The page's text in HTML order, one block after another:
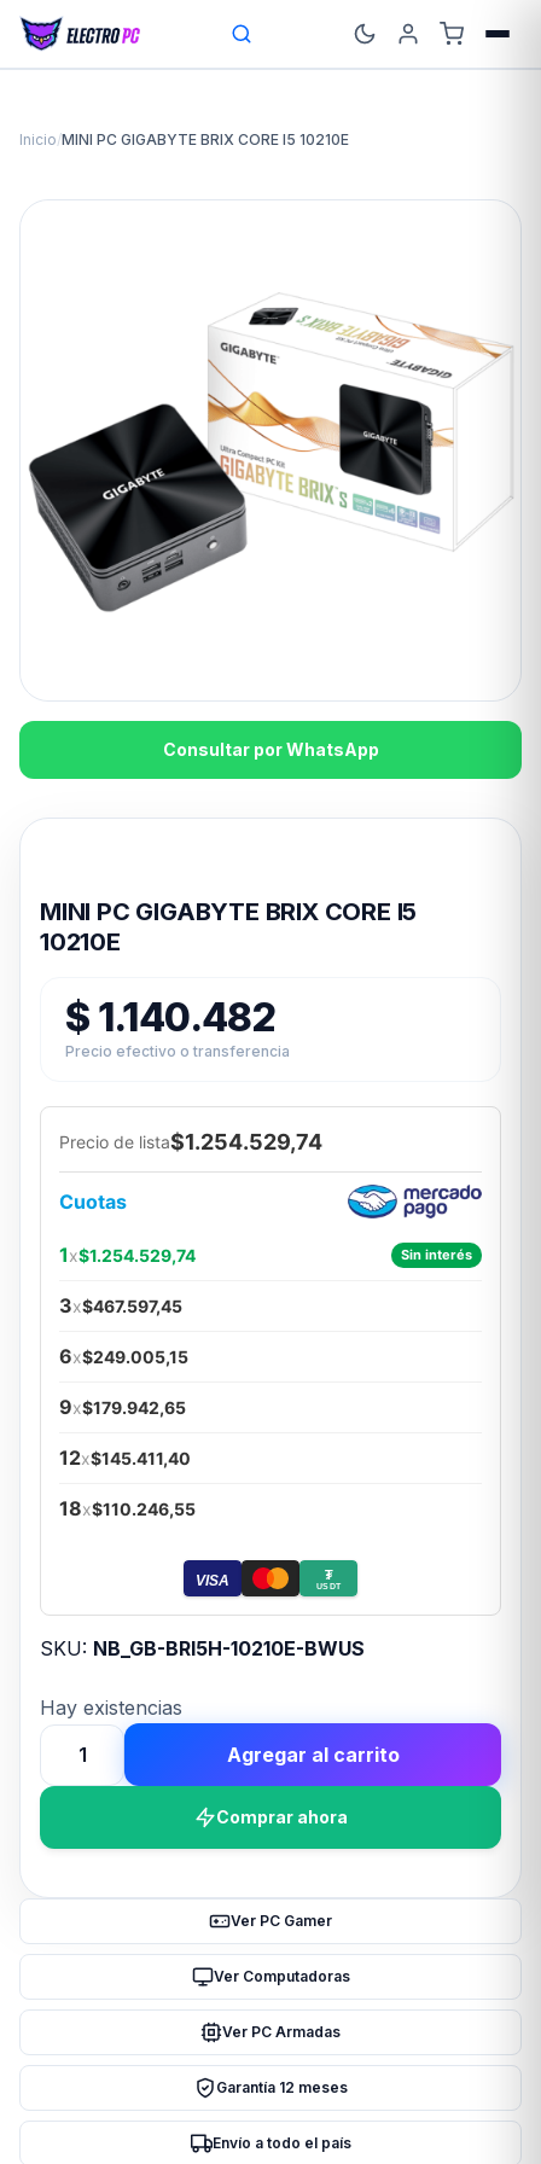
Inicio/MINI PC GIGABYTE BRIX CORE I5 10210E
Consultar por WhatsApp
MINI PC GIGABYTE BRIX CORE I5
10210E
$ 1.140.482
Precio efectivo o transferencia
Precio de lista$1.254.529,74
Cuotas
1x$1.254.529,74 Sin interés
3x$467.597,45
6x$249.005,15
9x$179.942,65
12x$145.411,40
18x$110.246,55
VISA ₮
USDT
SKU: NB_GB-BRI5H-10210E-BWUS
Hay existencias
MINI
PC
10210E
Agregar al carrito
Comprar ahora
Ver PC Gamer
Ver Computadoras
Ver PC Armadas
Garantía 12 meses
Envío a todo el país